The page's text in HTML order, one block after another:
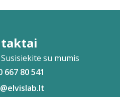
su mumis
667 80 541